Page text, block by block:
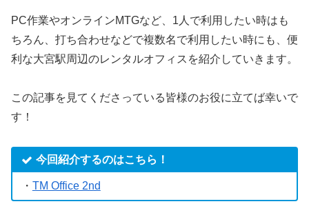
PC作業やオンラインMTGなど、1人で利用したい時はも
ちろん、打ち合わせなどで複数名で利用したい時にも、便
利な大宮駅周辺のレンタルオフィスを紹介していきます。
この記事を見てくださっている皆様のお役に立てば幸いで
す！
今回紹介するのはこちら！
・ TM Office 2nd